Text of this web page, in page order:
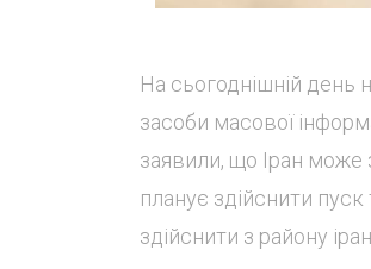
На сьогоднішній день
засоби масової
заявили, що Іран може
планує здійснити
здійснити з району